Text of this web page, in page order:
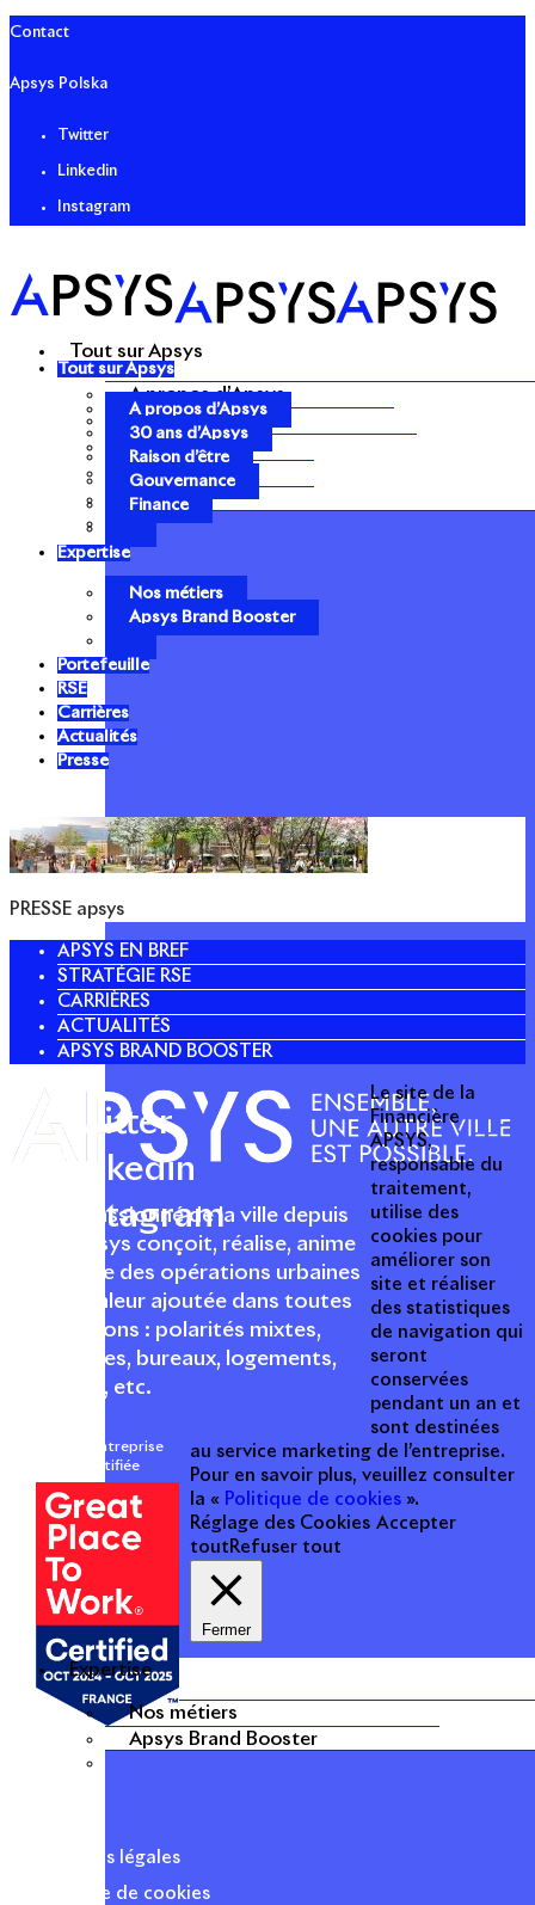
Contact
Apsys Polska
Twitter
Linkedin
Instagram
Tout sur Apsys
A propos d’Apsys
30 ans d’Apsys
Raison d’être
Gouvernance
Finance
Expertise
Nos métiers
Apsys Brand Booster
Tout sur Apsys
A propos d’Apsys
30 ans d’Apsys
Raison d’être
Gouvernance
Finance
Expertise
Nos métiers
Apsys Brand Booster
Portefeuille
RSE
Carrières
Actualités
Presse
PRESSE apsys
APSYS EN BREF
STRATÉGIE RSE
CARRIÈRES
ACTUALITÉS
APSYS BRAND BOOSTER
Acteur passionné de la ville depuis
1996, Apsys conçoit, réalise, anime
et valorise des opérations urbaines
à forte valeur ajoutée dans toutes
les fonctions : polarités mixtes,
commerces, bureaux, logements,
hôtellerie, etc.
Une entreprise
certifiée
Mentions légales
Politique de cookies
Twitter
Linkedin
Instagram
Le site de la
Financière
APSYS,
responsable du
traitement,
utilise des
cookies pour
améliorer son
site et réaliser
des statistiques
de navigation qui
seront
conservées
pendant un an et
sont destinées
au service marketing de l’entreprise.
Pour en savoir plus, veuillez consulter
la « Politique de cookies ».
Réglage des Cookies Accepter
tout Refuser tout
Fermer